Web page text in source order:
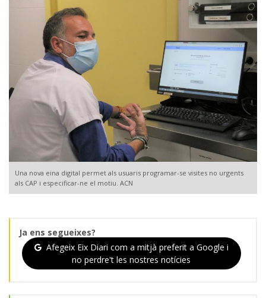
Una nova eina digital permet als usuaris programar-se visites no urgents
als CAP i especificar-ne el motiu. ACN
Ja ens segueixes?
Afegeix Eix Diari com a mitjà preferit a Google i
no perdre't les nostres notícies